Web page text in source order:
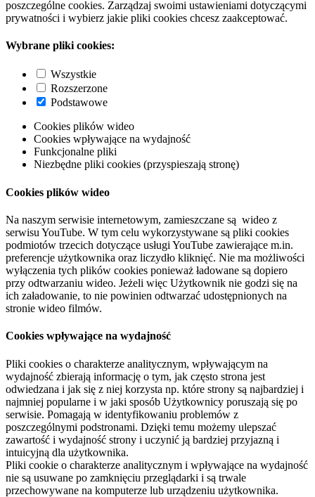
poszczególne cookies. Zarządzaj swoimi ustawieniami dotyczącymi
prywatności i wybierz jakie pliki cookies chcesz zaakceptować.
Wybrane pliki cookies:
Wszystkie
Rozszerzone
Podstawowe
Cookies plików wideo
Cookies wpływające na wydajność
Funkcjonalne pliki
Niezbędne pliki cookies (przyspieszają stronę)
Cookies plików wideo
Na naszym serwisie internetowym, zamieszczane są wideo z
serwisu YouTube. W tym celu wykorzystywane są pliki cookies
podmiotów trzecich dotyczące usługi YouTube zawierające m.in.
preferencje użytkownika oraz liczydło kliknięć. Nie ma możliwości
wyłączenia tych plików cookies ponieważ ładowane są dopiero
przy odtwarzaniu wideo. Jeżeli więc Użytkownik nie godzi się na
ich załadowanie, to nie powinien odtwarzać udostępnionych na
stronie wideo filmów.
Cookies wpływające na wydajność
Pliki cookies o charakterze analitycznym, wpływającym na
wydajność zbierają informację o tym, jak często strona jest
odwiedzana i jak się z niej korzysta np. które strony są najbardziej i
najmniej popularne i w jaki sposób Użytkownicy poruszają się po
serwisie. Pomagają w identyfikowaniu problemów z
poszczególnymi podstronami. Dzięki temu możemy ulepszać
zawartość i wydajność strony i uczynić ją bardziej przyjazną i
intuicyjną dla użytkownika.
Pliki cookie o charakterze analitycznym i wpływające na wydajność
nie są usuwane po zamknięciu przeglądarki i są trwale
przechowywane na komputerze lub urządzeniu użytkownika.